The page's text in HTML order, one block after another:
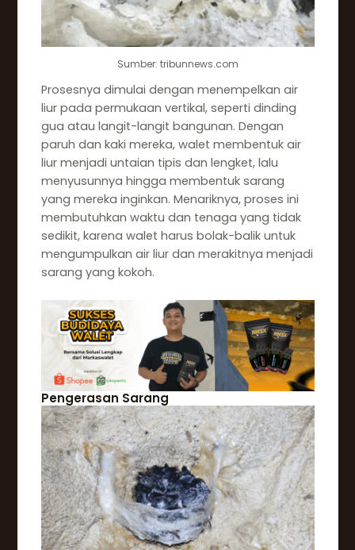
Sumber: tribunnews.com
Prosesnya dimulai dengan menempelkan air
liur pada permukaan vertikal, seperti dinding
gua atau langit-langit bangunan. Dengan
paruh dan kaki mereka, walet membentuk air
liur menjadi untaian tipis dan lengket, lalu
menyusunnya hingga membentuk sarang
yang mereka inginkan. Menariknya, proses ini
membutuhkan waktu dan tenaga yang tidak
sedikit, karena walet harus bolak-balik untuk
mengumpulkan air liur dan merakitnya menjadi
sarang yang kokoh.
Pengerasan Sarang